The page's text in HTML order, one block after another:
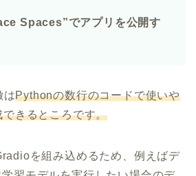
Spaces”でアプリを公開す
はPythonの数行のコードで使いや
きるところです。
を組み込めるため、例えばデ